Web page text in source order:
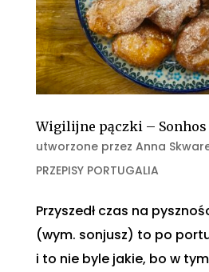
Wigilijne pączki – Sonhos
utworzone przez Anna
PRZEPISY PORTUGALIA
Przyszedł czas na
(wym. sonjusz) to po
i to nie byle jakie, bo w